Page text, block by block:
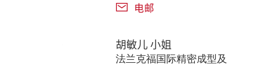
电邮
胡敏儿 小姐
法兰克福国际精密成型及